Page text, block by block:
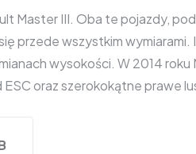
Master III. Oba te pojazdy,
przede wszystkim
wysokości. W 2014
oraz szerokokątne prawe